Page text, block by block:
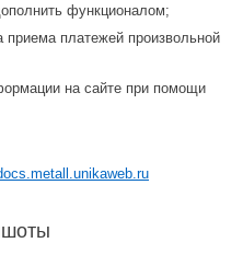
функционалом;
платежей произвольной
на сайте при помощи